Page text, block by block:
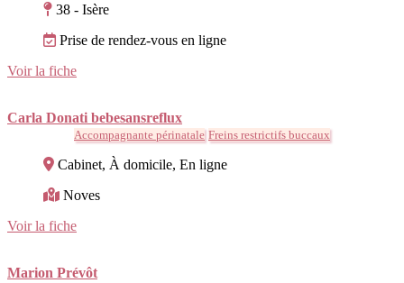
38 - Isère
Prise de rendez-vous en ligne
Voir la fiche
Carla Donati bebesansreflux
Accompagnante périnatale Freins restrictifs buccaux
Cabinet, À domicile, En ligne
Noves
Voir la fiche
Marion Prévôt